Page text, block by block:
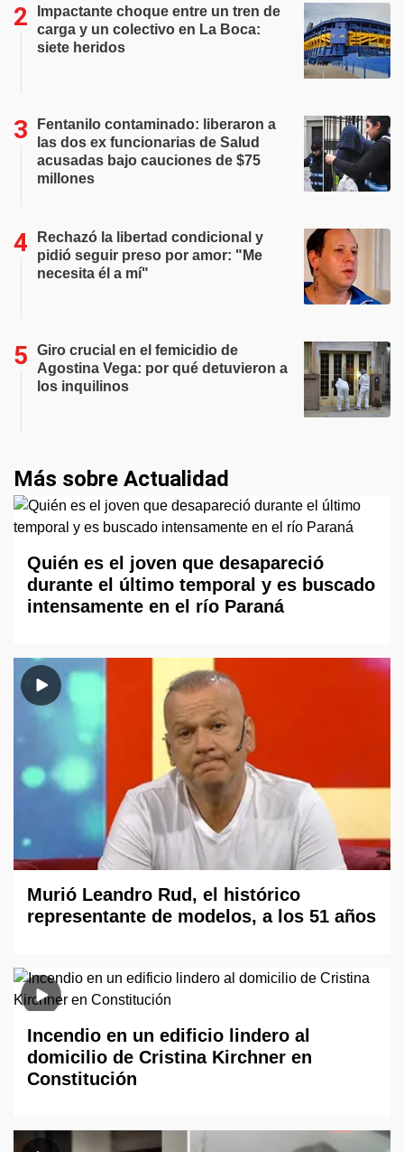
Impactante choque entre un tren de
carga y un colectivo en La Boca:
siete heridos
Fentanilo contaminado: liberaron a
las dos ex funcionarias de Salud
acusadas bajo cauciones de $75
millones
Rechazó la libertad condicional y
pidió seguir preso por amor: "Me
necesita él a mí"
Giro crucial en el femicidio de
Agostina Vega: por qué detuvieron a
los inquilinos
Más sobre Actualidad
Quién es el joven que desapareció
durante el último temporal y es buscado
intensamente en el río Paraná
Murió Leandro Rud, el histórico
representante de modelos, a los 51 años
Incendio en un edificio lindero al
domicilio de Cristina Kirchner en
Constitución